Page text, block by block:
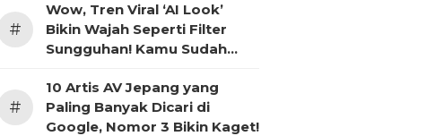
#
Wow, Tren Viral ‘AI Look’
Bikin Wajah Seperti Filter
Sungguhan! Kamu Sudah
#
10 Artis AV Jepang yang
Paling Banyak Dicari di
Google, Nomor 3 Bikin Kaget!